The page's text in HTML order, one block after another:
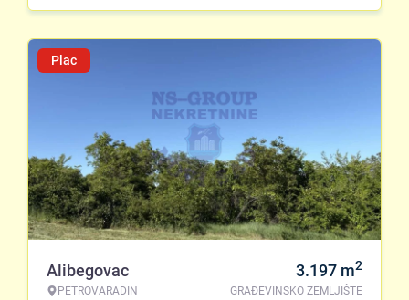
Plac
Alibegovac
PETROVARADIN
3.197 m2
GRAĐEVINSKO ZEMLJIŠTE